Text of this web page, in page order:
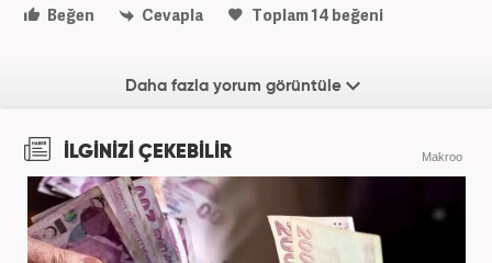
Beğen
Cevapla Toplam14 beğeni
Daha fazla yorum görüntüle
İLGİNİZİ ÇEKEBİLİR Makroo